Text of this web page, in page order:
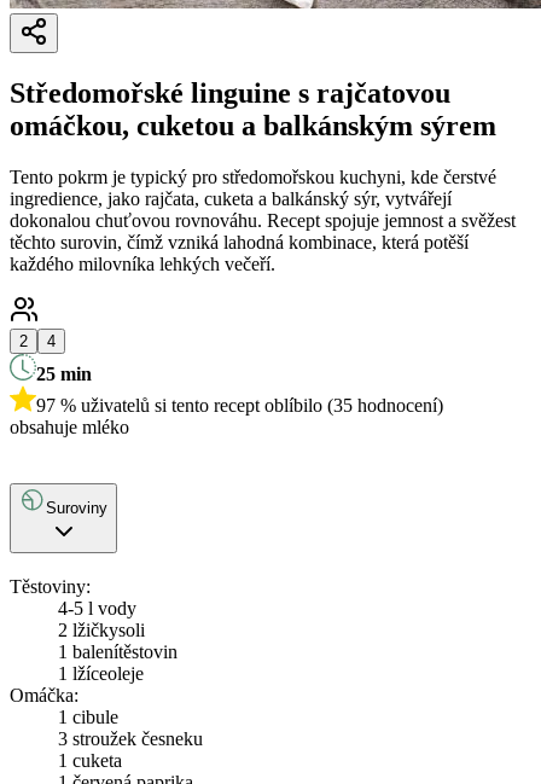
Středomořské linguine s rajčatovou
omáčkou, cuketou a balkánským sýrem
Tento pokrm je typický pro středomořskou kuchyni, kde čerstvé
ingredience, jako rajčata, cuketa a balkánský sýr, vytvářejí
dokonalou chuťovou rovnováhu. Recept spojuje jemnost a svěžest
těchto surovin, čímž vzniká lahodná kombinace, která potěší
každého milovníka lehkých večeří.
2 4
25 min
97 % uživatelů si tento recept oblíbilo (35 hodnocení)
obsahuje mléko
Suroviny
Těstoviny:
4-5 l vody
2 lžičkysoli
1 balenítěstovin
1 lžíceoleje
Omáčka:
1 cibule
3 stroužek česneku
1 cuketa